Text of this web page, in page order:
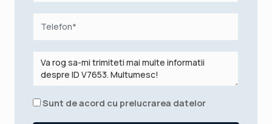
Sunt de acord cu prelucrarea datelor